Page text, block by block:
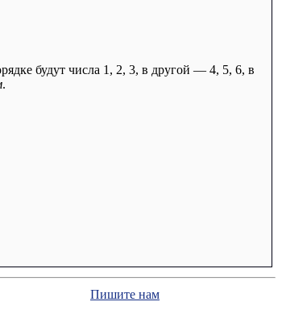
будут числа 1, 2, 3, в другой — 4, 5, 6, в
.
Пишите нам